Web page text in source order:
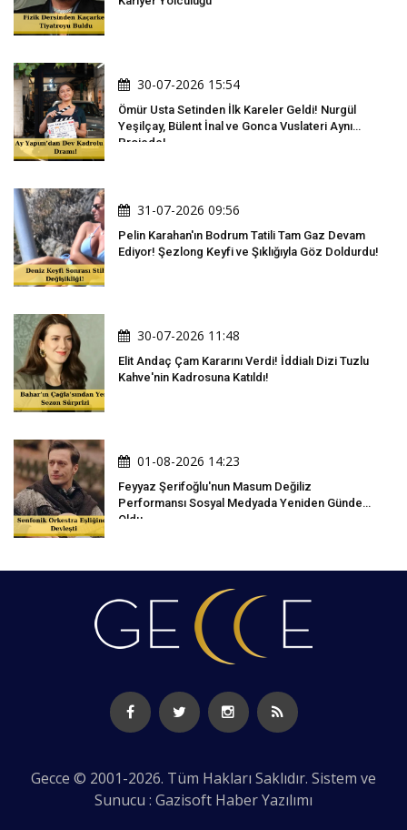
30-07-2026 15:54
Ömür Usta Setinden İlk Kareler Geldi! Nurgül
Yeşilçay, Bülent İnal ve Gonca Vuslateri Aynı
Projede!
31-07-2026 09:56
Pelin Karahan'ın Bodrum Tatili Tam Gaz Devam
Ediyor! Şezlong Keyfi ve Şıklığıyla Göz Doldurdu!
30-07-2026 11:48
Elit Andaç Çam Kararını Verdi! İddialı Dizi Tuzlu
Kahve'nin Kadrosuna Katıldı!
01-08-2026 14:23
Feyyaz Şerifoğlu'nun Masum Değiliz
Performansı Sosyal Medyada Yeniden Gündem
Oldu
Gecce © 2001-2026. Tüm Hakları Saklıdır. Sistem ve
Sunucu : Gazisoft Haber Yazılımı